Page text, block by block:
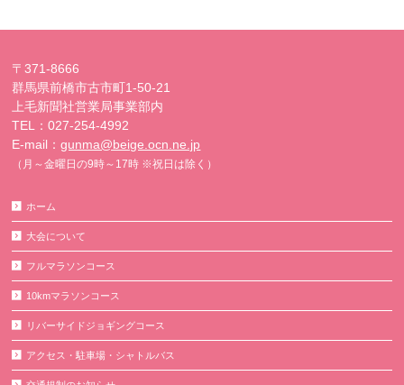
〒371-8666
群馬県前橋市古市町1-50-21
上毛新聞社営業局事業部内
TEL：027-254-4992
E-mail：gunma@beige.ocn.ne.jp
（月～金曜日の9時～17時 ※祝日は除く）
ホーム
大会について
フルマラソンコース
10kmマラソンコース
リバーサイドジョギングコース
アクセス・駐車場・シャトルバス